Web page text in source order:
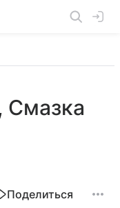
Смазка
Поделиться